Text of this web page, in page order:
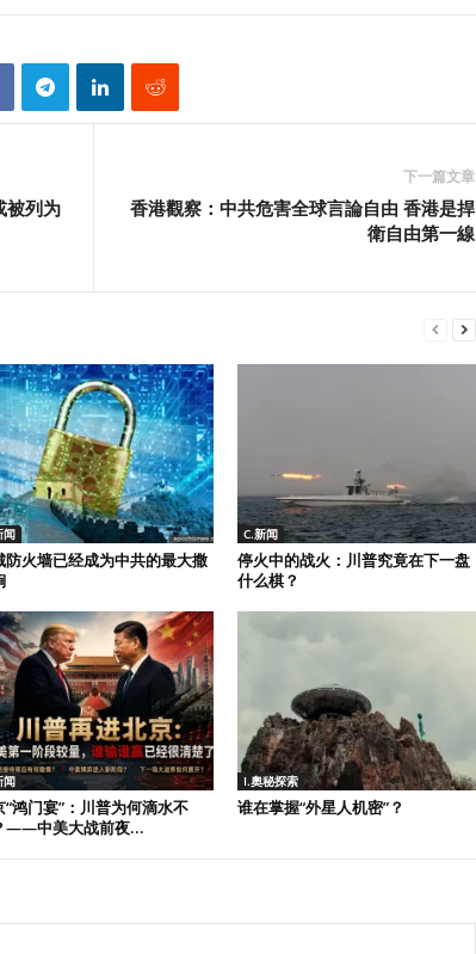
被列为
下一篇文章
香港觀察：中共危害全球言論自由 香港是捍
衛自由第一線
闻
防火墙已经成为中共的最大撒
C.新闻
停火中的战火：川普究竟在下一盘
什么棋？
闻
“鸿门宴”：川普为何滴水不
——中美大战前夜...
I.奧秘探索
谁在掌握“外星人机密”？